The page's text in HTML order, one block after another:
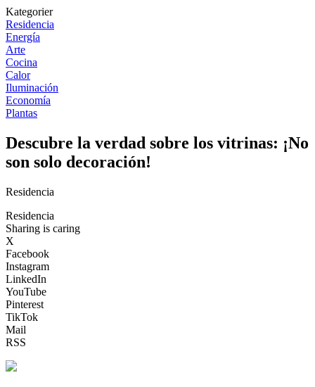
Kategorier
Residencia
Energía
Arte
Cocina
Calor
Iluminación
Economía
Plantas
Descubre la verdad sobre los vitrinas: ¡No
son solo decoración!
Residencia
Residencia
Sharing is caring
X
Facebook
Instagram
LinkedIn
YouTube
Pinterest
TikTok
Mail
RSS